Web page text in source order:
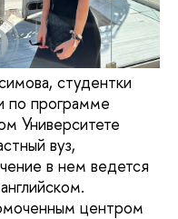
студентки
по программе
Университете
вуз,
в нем ведется
центром